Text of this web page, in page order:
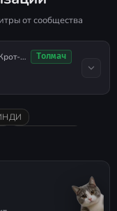
от сообщества
БротТолмач
УРОВНЕЙ